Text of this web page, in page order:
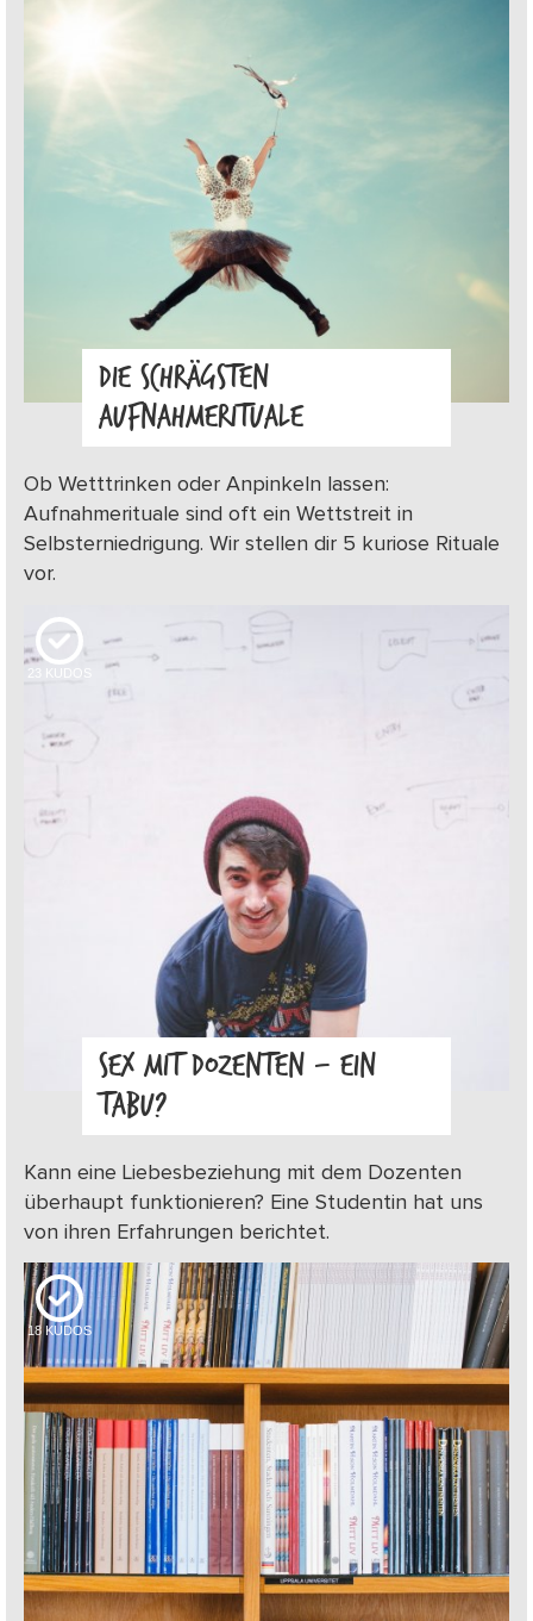
DIE SCHRÄGSTEN
AUFNAHMERITUALE
Ob Wetttrinken oder Anpinkeln lassen:
Aufnahmerituale sind oft ein Wettstreit in
Selbsterniedrigung. Wir stellen dir 5 kuriose Rituale
vor.
23 KUDOS
SEX MIT DOZENTEN – EIN
TABU?
Kann eine Liebesbeziehung mit dem Dozenten
überhaupt funktionieren? Eine Studentin hat uns
von ihren Erfahrungen berichtet.
18 KUDOS